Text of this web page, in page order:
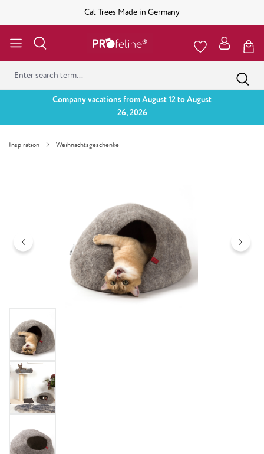
Cat Trees Made in Germany
Company vacations from August 12 to August
26, 2026
Inspiration Weihnachtsgeschenke